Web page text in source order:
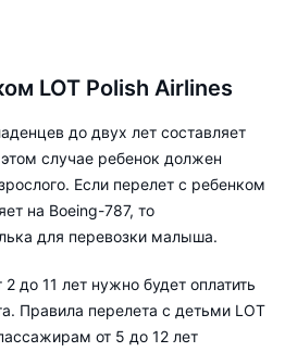
LOT Polish Airlines
до двух лет составляет
случае ребенок должен
Если перелет с ребенком
на Boeing-787, то
для перевозки малыша.
до 11 лет нужно будет оплатить
Правила перелета с детьми LOT
от 5 до 12 лет